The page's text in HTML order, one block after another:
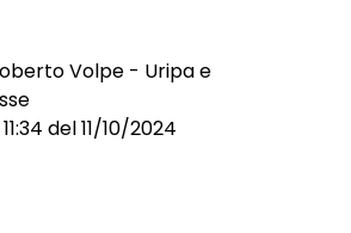
Volpe - Uripa e
del 11/10/2024